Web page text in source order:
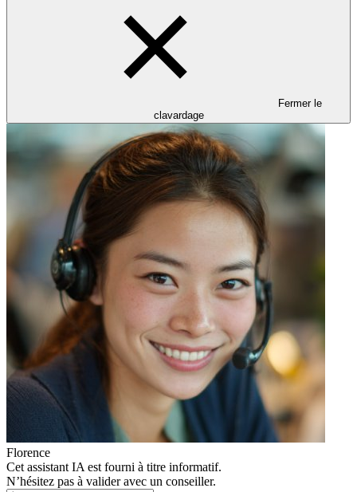
Fermer le
clavardage
Florence
Cet assistant IA est fourni à titre informatif.
N’hésitez pas à valider avec un conseiller.